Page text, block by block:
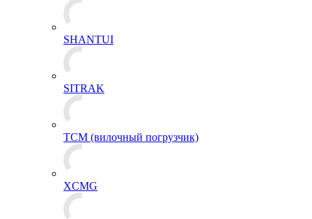
SHANTUI
SITRAK
TCM (вилочный погрузчик)
XCMG